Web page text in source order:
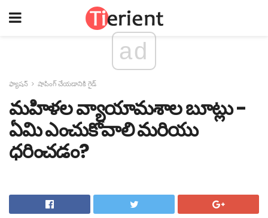
ad
ఫ్యాషన్ షాపింగ్ చేయడానికి గైడ్
మహిళల వ్యాయామశాల బూట్లు -
ఏమి ఎంచుకోవాలి మరియు
ధరించడం?